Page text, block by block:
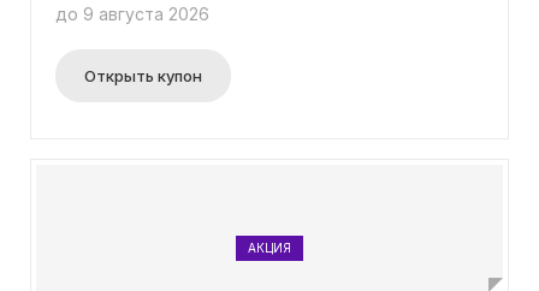
до 9 августа 2026
Открыть купон
АКЦИЯ